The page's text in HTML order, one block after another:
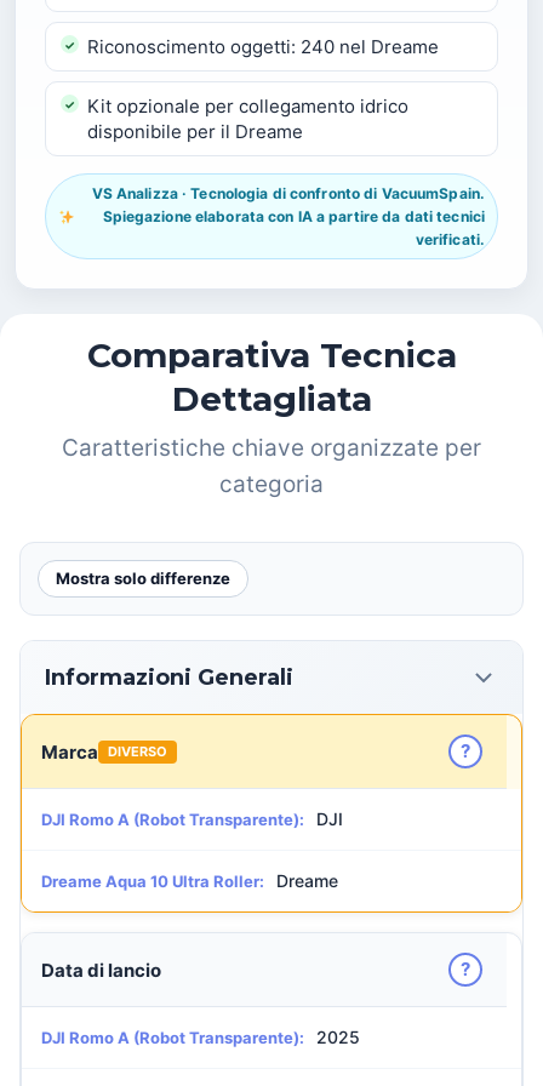
Riconoscimento oggetti: 240 nel Dreame
Kit opzionale per collegamento idrico
disponibile per il Dreame
VS Analizza · Tecnologia di confronto di VacuumSpain.
Spiegazione elaborata con IA a partire da dati tecnici
verificati.
Comparativa Tecnica
Dettagliata
Caratteristiche chiave organizzate per
categoria
Mostra solo differenze
Informazioni Generali
Marca DIVERSO ?
DJI Romo A (Robot Transparente): DJI
Dreame Aqua 10 Ultra Roller: Dreame
Data di lancio ?
DJI Romo A (Robot Transparente): 2025